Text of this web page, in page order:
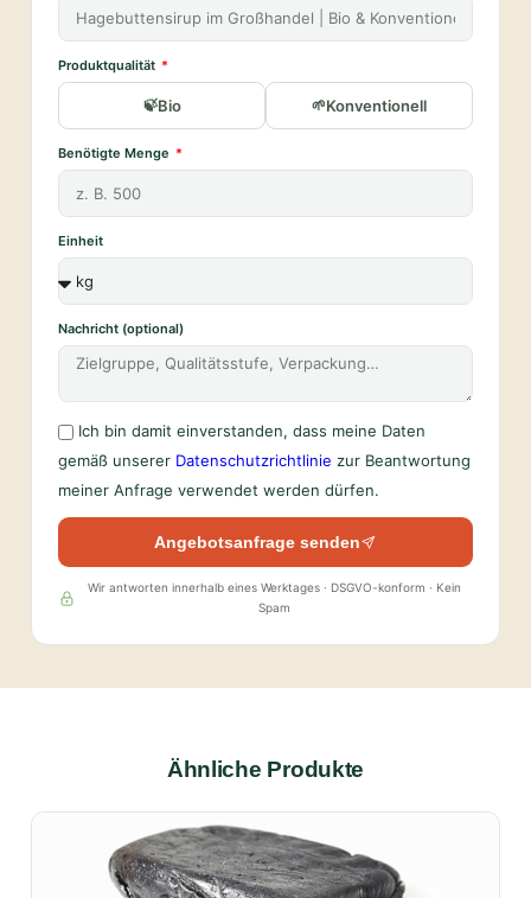
Produktqualität
Bio Konventionell
Benötigte Menge
Einheit
Nachricht (optional)
Ich bin damit einverstanden, dass meine Daten
gemäß unserer Datenschutzrichtlinie zur Beantwortung
meiner Anfrage verwendet werden dürfen.
Angebotsanfrage senden
Wir antworten innerhalb eines Werktages · DSGVO-konform · Kein
Spam
Ähnliche Produkte